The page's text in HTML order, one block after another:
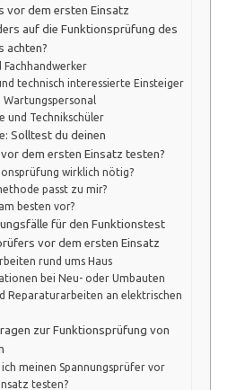
vor dem ersten Einsatz
auf die Funktionsprüfung des
achten?
Fachhandwerker
technisch interessierte Einsteiger
Wartungspersonal
und Technikschüler
Solltest du deinen
dem ersten Einsatz testen?
wirklich nötig?
passt zu mir?
besten vor?
für den Funktionstest
vor dem ersten Einsatz
rund ums Haus
bei Neu- oder Umbauten
Reparaturarbeiten an elektrischen
zur Funktionsprüfung von
meinen Spannungsprüfer vor
testen?